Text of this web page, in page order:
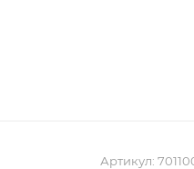
Артикул: